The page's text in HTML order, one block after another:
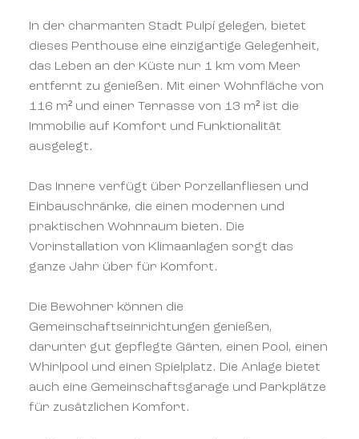
In der charmanten Stadt Pulpí gelegen, bietet
dieses Penthouse eine einzigartige Gelegenheit,
das Leben an der Küste nur 1 km vom Meer
entfernt zu genießen. Mit einer Wohnfläche von
116 m² und einer Terrasse von 13 m² ist die
Immobilie auf Komfort und Funktionalität
ausgelegt.
Das Innere verfügt über Porzellanfliesen und
Einbauschränke, die einen modernen und
praktischen Wohnraum bieten. Die
Vorinstallation von Klimaanlagen sorgt das
ganze Jahr über für Komfort.
Die Bewohner können die
Gemeinschaftseinrichtungen genießen,
darunter gut gepflegte Gärten, einen Pool, einen
Whirlpool und einen Spielplatz. Die Anlage bietet
auch eine Gemeinschaftsgarage und Parkplätze
für zusätzlichen Komfort.